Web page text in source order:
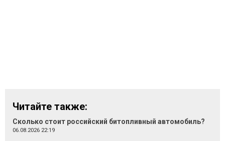
Читайте также:
Сколько стоит российский битопливный автомобиль?
06.08.2026 22:19